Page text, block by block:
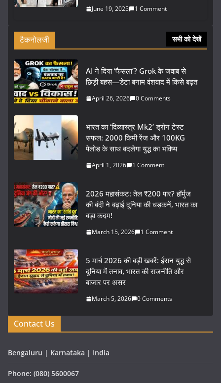
June 19, 2025 1 Comment
टैकनोलजी सभी को देखें
AI ने दिया ‘फैसला’? Grok के जवाब से
छिड़ी बहस—डेटा बनाम वंशवाद में किसे बढ़त
April 26, 2026 0 Comments
भारत का ‘दिव्यास्त्र Mk2’ ड्रोन टेस्ट
सफल: 2000 किमी रेंज और 100KG
पेलोड के साथ बदलेगा युद्ध का भविष्य
April 1, 2026 1 Comment
2026 महासंकट: तेल ₹200 पार? हॉर्मुज
की बंदी ने बढ़ाई दुनिया की धड़कनें, भारत का
बड़ा कदम!
March 15, 2026 1 Comment
5 मार्च 2026 की बड़ी खबरें: ईरान युद्ध से
दुनिया में तनाव, भारत की राजनीति और
बाजार पर असर
March 5, 2026 0 Comments
Contact Us
Bengaluru | Karnataka | India
Phone: (080) 5600067